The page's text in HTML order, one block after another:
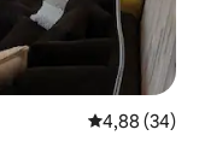
საშუალო
4,88 (34)